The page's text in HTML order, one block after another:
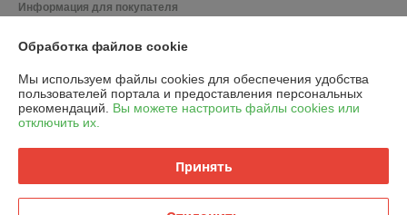
Информация для покупателя
г.ГРОДНО, ул.ЛИДСКАЯ, дом 15 А, 230025, РЕСПУБЛИКА БЕЛАРУСЬ,
Регистрационный номер ЕГР: 591048432
УНП: 591048432
Регистрационный орган: Гродненский городской исполнительный
Обработка файлов cookie
Мы используем файлы cookies для обеспечения удобства
пользователей портала и предоставления персональных
рекомендаций. Вы можете настроить файлы cookies или
отключить их.
Принять